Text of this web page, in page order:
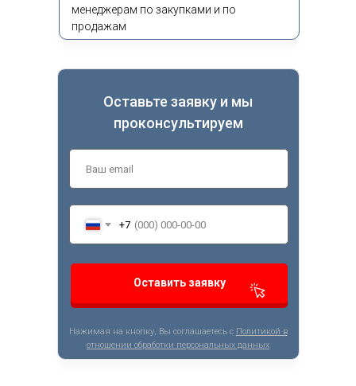
Оставить заявку
Нажимая на кнопку, Вы соглашаетесь с Политикой в
отношении обработки персональных данных
+7
менеджерам по закупками и по
продажам
Оставьте заявку и мы
проконсультируем